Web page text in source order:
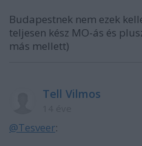
Budapestnek nem ezek
teljesen kész MO-ás és
más mellett)
Tell Vilmos
@Tesveer: